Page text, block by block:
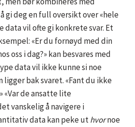
gi deg en full oversikt over «hele
data vil ofte gi konkrete svar. Et
«Er du fornøyd med din
oss i dag?» kan besvares med
data vil ikke kunne si noe
ligger bak svaret. «Fant du ikke
de ansatte lite
vanskelig å navigere i
data kan peke uthvornoe